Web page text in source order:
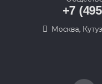
+7
Москва,